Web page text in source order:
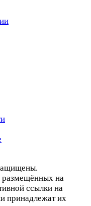
размещённых на
ссылки на
принадлежат их